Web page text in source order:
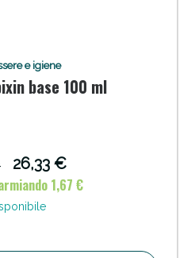
e igiene
base 100 ml
26,33 €
1,67 €